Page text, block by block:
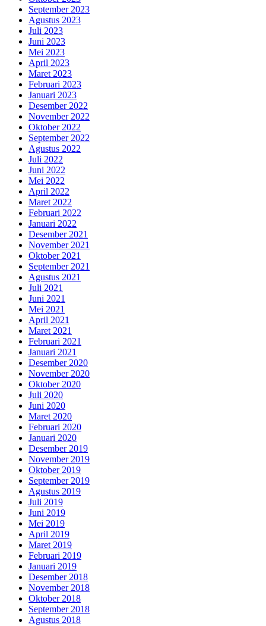
September 2023
Agustus 2023
Juli 2023
Juni 2023
Mei 2023
April 2023
Maret 2023
Februari 2023
Januari 2023
Desember 2022
November 2022
Oktober 2022
September 2022
Agustus 2022
Juli 2022
Juni 2022
Mei 2022
April 2022
Maret 2022
Februari 2022
Januari 2022
Desember 2021
November 2021
Oktober 2021
September 2021
Agustus 2021
Juli 2021
Juni 2021
Mei 2021
April 2021
Maret 2021
Februari 2021
Januari 2021
Desember 2020
November 2020
Oktober 2020
Juli 2020
Juni 2020
Maret 2020
Februari 2020
Januari 2020
Desember 2019
November 2019
Oktober 2019
September 2019
Agustus 2019
Juli 2019
Juni 2019
Mei 2019
April 2019
Maret 2019
Februari 2019
Januari 2019
Desember 2018
November 2018
Oktober 2018
September 2018
Agustus 2018